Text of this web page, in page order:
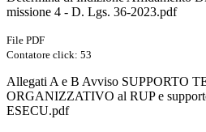
missione 4 - D. Lgs. 36-2023.pdf
File PDF
Contatore click: 53
Allegati A e B Avviso SUPPORTO
ORGANIZZATIVO al RUP e
ESECU.pdf